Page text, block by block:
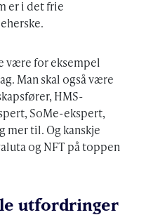
er i det frie
være for eksempel
Man skal også være
HMS-
SoMe-ekspert,
mer til. Og kanskje
og NFT på toppen
utfordringer